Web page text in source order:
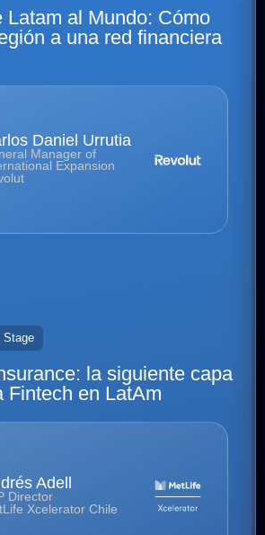
Latam al Mundo: Cómo
a una red financiera
Daniel Urrutia
Manager of
Expansion
Stage
la siguiente capa
Fintech en LatAm
Adell
Director
Xcelerator Chile